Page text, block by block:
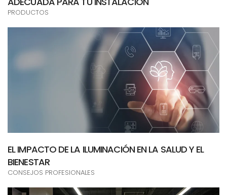
PRODUCTOS
EL IMPACTO DE LA ILUMINACIÓN EN LA SALUD Y EL
BIENESTAR
CONSEJOS PROFESIONALES